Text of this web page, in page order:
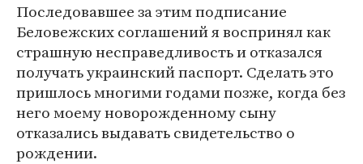
Последовавшее за этим подписание
Беловежских соглашений я воспринял как
страшную несправедливость и отказался
получать украинский паспорт. Сделать это
пришлось многими годами позже, когда без
него моему новорожденному сыну
отказались выдавать свидетельство о
рождении.